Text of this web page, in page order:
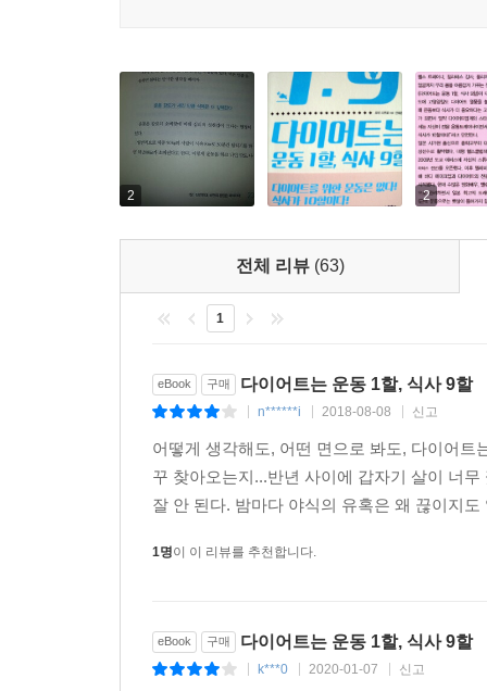
에필로그 살찌지 않는 생활 습관으로 원하는 몸을
특별부록 고영양밀도 식품으로 내 몸을 리셋한다!
저칼로리 고영양밀도 식단의 추천 레시피
참으면서 살을 빼려는 것이 아니라 건강한 식생
“이것만 하면 바로 뺄 수 있다”는 속임수 책이 아
생각한다.
-아사히신문 서평 중에서
먹으면서 살을 빼는 고영양밀도 다이어트란 무엇
이제는 비만도 질병으로 분류되어 현대인에게 다
마리 토끼를 다 잡아야 한다. 예전에는 노출의
누구나 방법과 강도만 다를 뿐 한 번쯤은 다이어
있다고 할 정도다. 그런데 주위에 성공하는 사람
다이어트에 실패하는 대부분의 사람들은 조급한
원래 상태로 되돌아오거나 오히려 예전보다 체중
사람들은 다이어트를 할 때 먼저 헬스클럽을 찾
그동안 우리가 잘못 알고 있던 다이어트의 상식에
2 2
전체 리뷰 (63)
1
eBook 구매 다이어트는 운동 1할, 식사 9할
n******i 2018-08-08 신고
어떻게 생각해도, 어떤 면으로 봐도, 다이어
꾸 찾아오는지...반년 사이에 갑자기 살이 너
잘 안 된다. 밤마다 야식의 유혹은 왜 끊이지
1명이 이 리뷰를 추천합니다.
eBook 구매 다이어트는 운동 1할, 식사 9할
k***0 2020-01-07 신고